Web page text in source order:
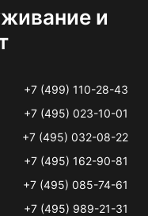
и
+7 (499) 110-28-43
+7 (495) 023-10-01
+7 (495) 032-08-22
+7 (495) 162-90-81
+7 (495) 085-74-61
+7 (495) 989-21-31